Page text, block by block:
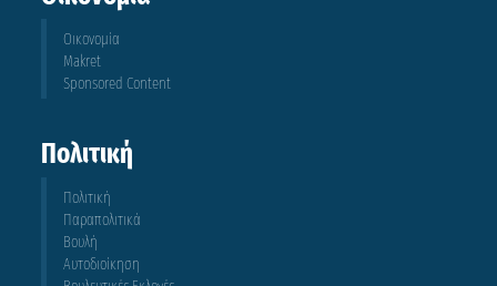
Οικονομία
Makret
Sponsored Content
Πολιτική
Πολιτική
Παραπολιτικά
Βουλή
Αυτοδιοίκηση